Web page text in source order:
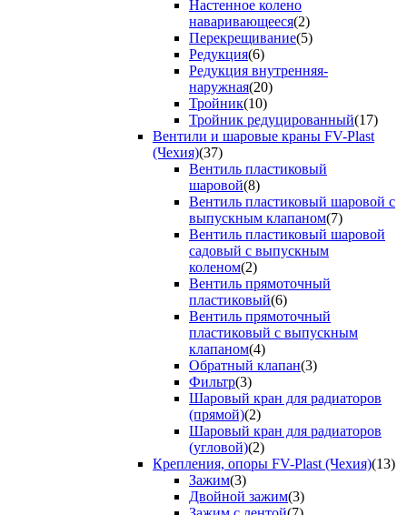
Настенное колено
наваривающееся(2)
Перекрещивание(5)
Редукция(6)
Редукция внутренняя-
наружная(20)
Тройник(10)
Тройник редуцированный(17)
Вентили и шаровые краны FV-Plast
(Чехия)(37)
Вентиль пластиковый
шаровой(8)
Вентиль пластиковый шаровой с
выпускным клапаном(7)
Вентиль пластиковый шаровой
садовый с выпускным
коленом(2)
Вентиль прямоточный
пластиковый(6)
Вентиль прямоточный
пластиковый с выпускным
клапаном(4)
Обратный клапан(3)
Фильтр(3)
Шаровый кран для радиаторов
(прямой)(2)
Шаровый кран для радиаторов
(угловой)(2)
Крепления, опоры FV-Plast (Чехия)(13)
Зажим(3)
Двойной зажим(3)